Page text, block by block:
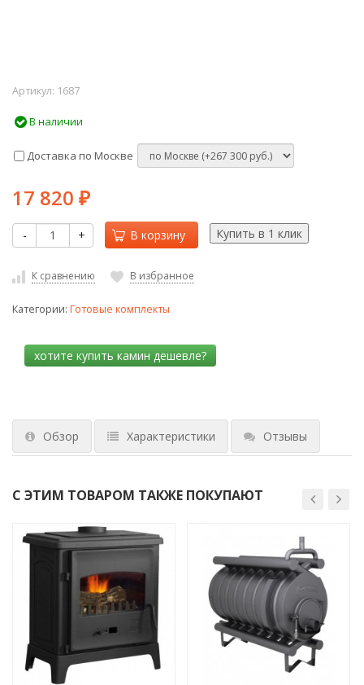
Артикул: 1687
В наличии
Доставка по Москве
17 820 ₽
- + В корзину
К сравнению В избранное
Категории: Готовые комплекты
Обзор Характеристики Отзывы
С ЭТИМ ТОВАРОМ ТАКЖЕ ПОКУПАЮТ